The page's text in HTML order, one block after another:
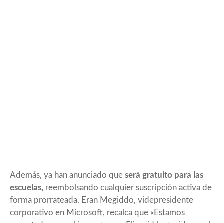
Además, ya han anunciado que será gratuito para las
escuelas, reembolsando cualquier suscripción activa de
forma prorrateada. Eran Megiddo, videpresidente
corporativo en Microsoft, recalca que «Estamos